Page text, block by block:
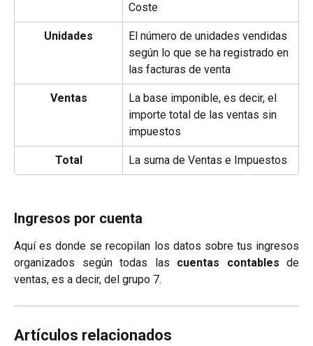
Coste
Unidades
El número de unidades vendidas
según lo que se ha registrado en
las facturas de venta
Ventas
La base imponible, es decir, el
importe total de las ventas sin
impuestos
Total La suma de Ventas e Impuestos
Ingresos por cuenta
Aquí es donde se recopilan los datos sobre tus ingresos
organizados según todas las cuentas contables de
ventas, es a decir, del grupo 7.
Artículos relacionados